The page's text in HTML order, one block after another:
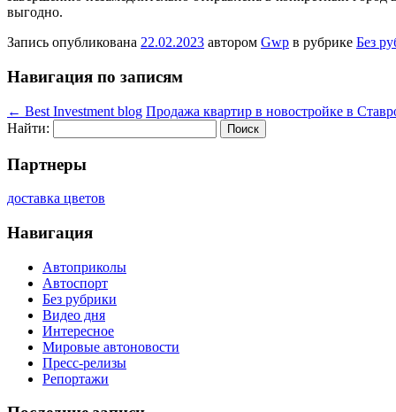
выгодно.
Запись опубликована 22.02.2023 автором Gwp в рубрике Без
Навигация по записям
← Best Investment blog Продажа квартир в новостройке в
Найти:
Партнеры
доставка цветов
Навигация
Автоприколы
Автоспорт
Без рубрики
Видео дня
Интересное
Мировые автоновости
Пресс-релизы
Репортажи